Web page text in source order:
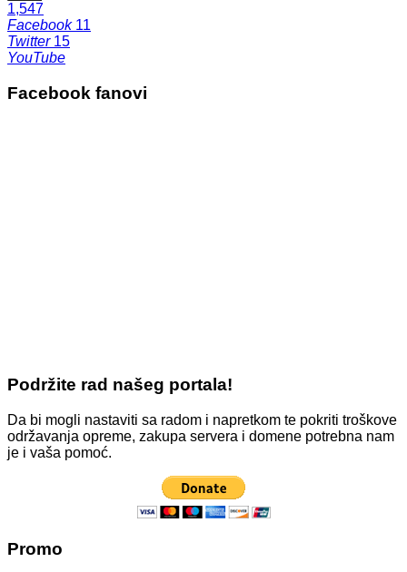
1,547
Facebook 11
Twitter 15
YouTube
Facebook fanovi
Podržite rad našeg portala!
Da bi mogli nastaviti sa radom i napretkom te pokriti troškove
održavanja opreme, zakupa servera i domene potrebna nam
je i vaša pomoć.
Promo